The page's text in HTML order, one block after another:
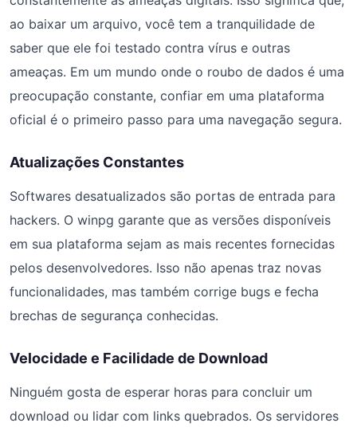
ao baixar um arquivo, você tem a tranquilidade de
saber que ele foi testado contra vírus e outras
ameaças. Em um mundo onde o roubo de dados é uma
preocupação constante, confiar em uma plataforma
oficial é o primeiro passo para uma navegação segura.
Atualizações Constantes
Softwares desatualizados são portas de entrada para
hackers. O winpg garante que as versões disponíveis
em sua plataforma sejam as mais recentes fornecidas
pelos desenvolvedores. Isso não apenas traz novas
funcionalidades, mas também corrige bugs e fecha
brechas de segurança conhecidas.
Velocidade e Facilidade de Download
Ninguém gosta de esperar horas para concluir um
download ou lidar com links quebrados. Os servidores